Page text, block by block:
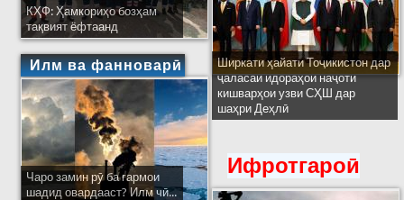
КҲФ: Ҳамкориҳо бозҳам
тақвият ёфтаанд
Илм ва фанноварӣ
Чаро замин рӯ ба гармои
шадид овардааст? Илм чӣ...
Ширкати ҳайати Тоҷикистон дар
ҷаласаи идораҳои наҷоти
кишварҳои узви СҲШ дар
шаҳри Деҳлӣ
Ифротгароӣ